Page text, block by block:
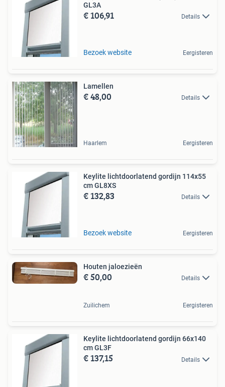
GL3A
€ 106,91 Details
Bezoek website Eergisteren
Lamellen
€ 48,00 Details
Haarlem Eergisteren
Keylite lichtdoorlatend gordijn 114x55
cm GL8XS
€ 132,83 Details
Bezoek website Eergisteren
Houten jaloezieën
€ 50,00 Details
Zuilichem Eergisteren
Keylite lichtdoorlatend gordijn 66x140
cm GL3F
€ 137,15 Details